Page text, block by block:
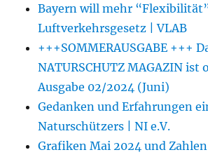
Bayern will mehr
Luftverkehrsgesetz | VLAB
+++SOMMERAUSGABE +++
NATURSCHUTZ MAGAZIN ist
Ausgabe 02/2024 (Juni)
Gedanken und Erfahrungen
Naturschützers | NI e.V.
Grafiken Mai 2024 und